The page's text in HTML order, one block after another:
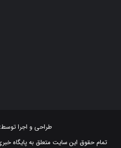
طراحی و اجرا
تمام حقوق این سایت متعلق به پایگاه